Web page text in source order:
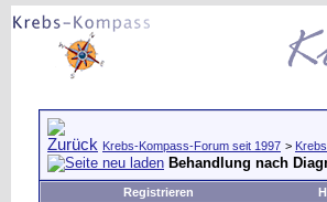
Krebs-Kompass-Forum seit 1997 >
Behandlung nach
Registrieren